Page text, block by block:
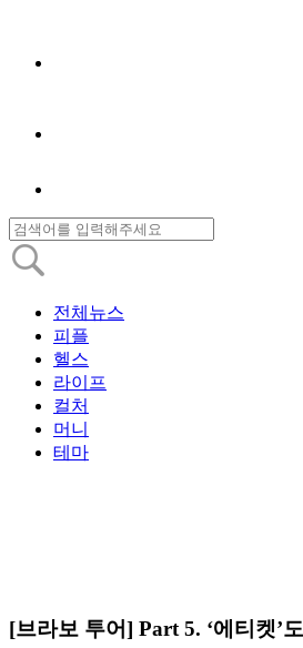
전체뉴스
피플
헬스
라이프
컬처
머니
테마
[브라보 투어] Part 5. ‘에티켓’